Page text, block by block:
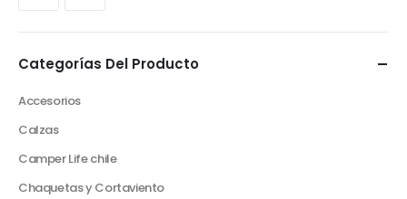
Categorías Del Producto
Accesorios
Calzas
Camper Life chile
Chaquetas y Cortaviento